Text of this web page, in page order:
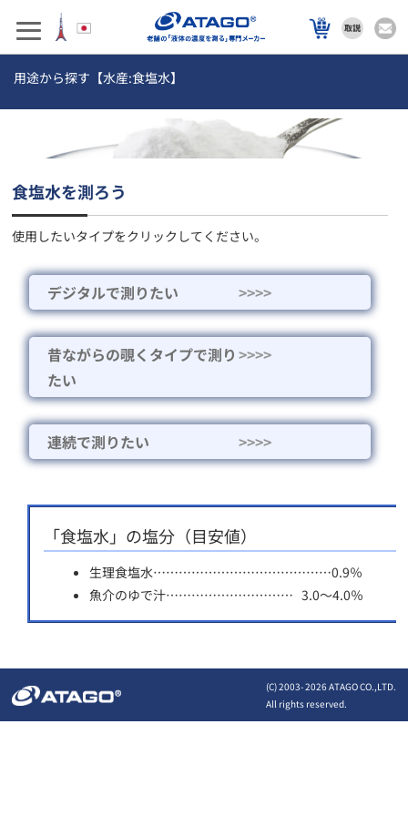
用途から探す【水産:食塩水】
食塩水を測ろう
使用したいタイプをクリックしてください。
デジタルで測りたい >>>>
昔ながらの覗くタイプで測り
たい
>>>>
連続で測りたい >>>>
「食塩水」の塩分（目安値）
生理食塩水……………………………………0.9％
魚介のゆで汁………………………… 3.0～4.0％
(C) 2003-2026 ATAGO CO.,LTD.
All rights reserved.